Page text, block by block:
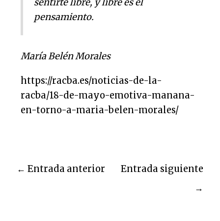
sentirte libre, y libre es el
pensamiento.
María Belén Morales
https://racba.es/noticias-de-la-
racba/18-de-mayo-emotiva-manana-
en-torno-a-maria-belen-morales/
← Entrada anterior
Entrada siguiente
→